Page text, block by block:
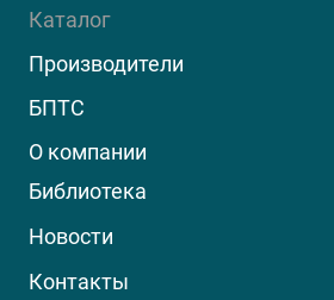
Каталог
Производители
БПТС
О компании
Библиотека
Новости
Контакты